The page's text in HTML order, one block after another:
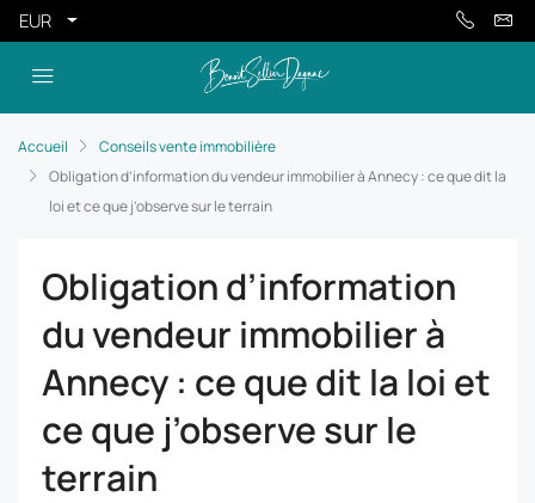
EUR
Accueil
Conseils vente immobilière
Obligation d’information du vendeur immobilier à Annecy : ce que dit la
loi et ce que j’observe sur le terrain
Obligation d’information
du vendeur immobilier à
Annecy : ce que dit la loi et
ce que j’observe sur le
terrain